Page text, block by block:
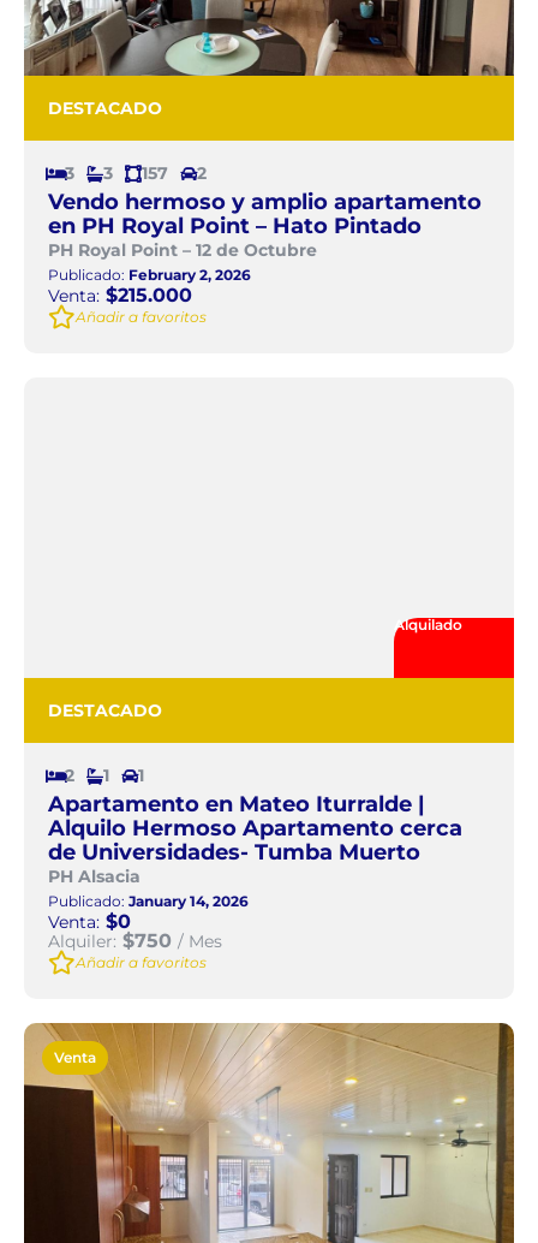
DESTACADO
3 3 157 2
Vendo hermoso y amplio apartamento
en PH Royal Point – Hato Pintado
PH Royal Point – 12 de Octubre
Publicado: February 2, 2026
Venta: $215.000
Añadir a favoritos
Alquilado
DESTACADO
2 1 1
Apartamento en Mateo Iturralde |
Alquilo Hermoso Apartamento cerca
de Universidades- Tumba Muerto
PH Alsacia
Publicado: January 14, 2026
Venta: $0
Alquiler: $750 / Mes
Añadir a favoritos
Venta